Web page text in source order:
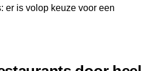
er is volop keuze voor een
locatie kiezen die past bij de